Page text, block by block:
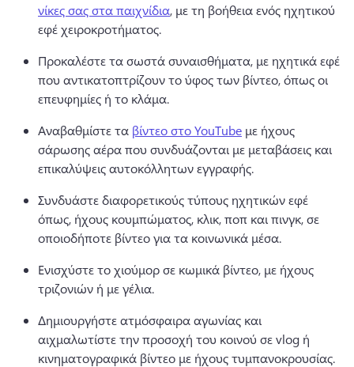
νίκες σας στα παιχνίδια, με τη βοήθεια ενός ηχητικού
εφέ χειροκροτήματος.
Προκαλέστε τα σωστά συναισθήματα, με ηχητικά εφέ
που αντικατοπτρίζουν το ύφος των βίντεο, όπως οι
επευφημίες ή το κλάμα.
Αναβαθμίστε τα βίντεο στο YouTube με ήχους
σάρωσης αέρα που συνδυάζονται με μεταβάσεις και
επικαλύψεις αυτοκόλλητων εγγραφής.
Συνδυάστε διαφορετικούς τύπους ηχητικών εφέ
όπως, ήχους κουμπώματος, κλικ, ποπ και πινγκ, σε
οποιοδήποτε βίντεο για τα κοινωνικά μέσα.
Ενισχύστε το χιούμορ σε κωμικά βίντεο, με ήχους
τριζονιών ή με γέλια.
Δημιουργήστε ατμόσφαιρα αγωνίας και
αιχμαλωτίστε την προσοχή του κοινού σε vlog ή
κινηματογραφικά βίντεο με ήχους τυμπανοκρουσίας.